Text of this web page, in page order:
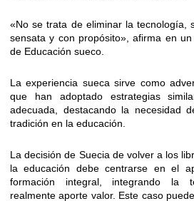
«No se trata de eliminar la tecnología,
sensata y con propósito», afirma en
de Educación sueco.
La experiencia sueca sirve como
que han adoptado estrategias
adecuada, destacando la necesidad
tradición en la educación.
La decisión de Suecia de volver a los
la educación debe centrarse en el
formación integral, integrando la
realmente aporte valor. Este caso